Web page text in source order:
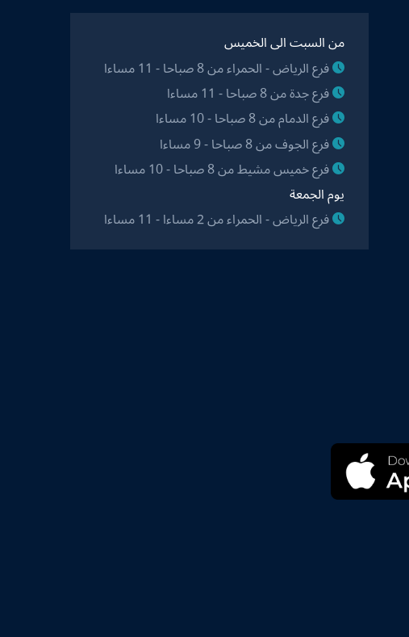
من السبت الى الخميس
فرع الرياض - الحمراء من 8 صباحا - 11 مساءا
فرع جدة من 8 صباحا - 11 مساءا
فرع الدمام من 8 صباحا - 10 مساءا
فرع الجوف من 8 صباحا - 9 مساءا
فرع خميس مشيط من 8 صباحا - 10 مساءا
يوم الجمعة
فرع الرياض - الحمراء من 2 مساءا - 11 مساءا